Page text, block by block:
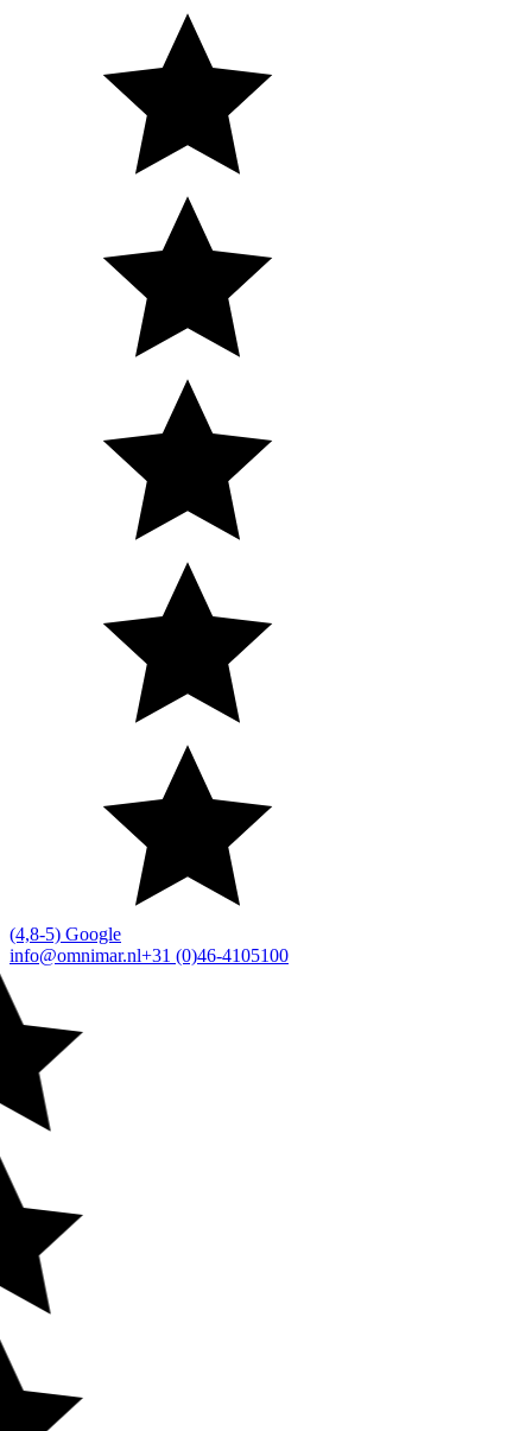
(4,8-5) Google
info@omnimar.nl+31 (0)46-4105100